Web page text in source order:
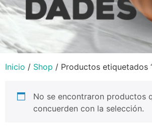
Inicio / Shop / Productos etiquetados
No se encontraron productos
concuerden con la selección.